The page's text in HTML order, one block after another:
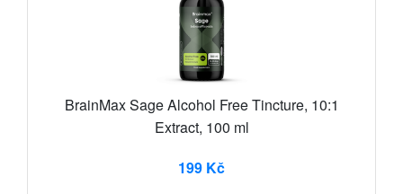
BrainMax Sage Alcohol Free Tincture, 10:1
Extract, 100 ml
199 Kč